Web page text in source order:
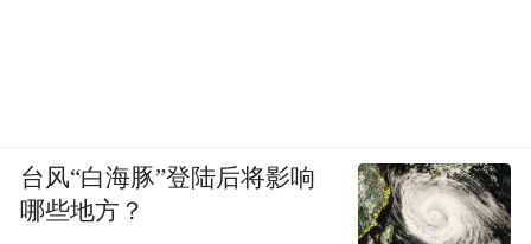
台风“白海豚”登陆后将影响
哪些地方？